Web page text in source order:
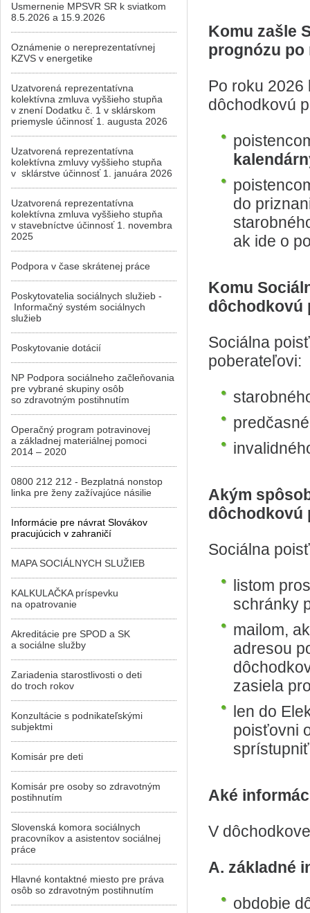
Komu zašle
prognózu po
Po roku
dôchodkovú
do
ak ide o
Komu
dôchodkovú
Sociálna
poberateľovi:
Akým
dôchodkovú
Sociálna
listom
schránky
mailom,
adresou
zasiela
len do
poisťovni
Aké
V
A. základné
obdobie
Usmernenie MPSVR SR k sviatkom
8.5.2026 a 15.9.2026
Oznámenie o nereprezentatívnej
KZVS v energetike
Uzatvorená reprezentatívna
kolektívna zmluva vyššieho stupňa
v znení Dodatku č. 1 v sklárskom
priemysle účinnosť 1. augusta 2026
Uzatvorená reprezentatívna
kolektívna zmluvy vyššieho stupňa
v sklárstve účinnosť 1. januára 2026
Uzatvorená reprezentatívna
kolektívna zmluva vyššieho stupňa
v stavebníctve účinnosť 1. novembra
2025
Podpora v čase skrátenej práce
Poskytovatelia sociálnych služieb -
Informačný systém sociálnych
služieb
Poskytovanie dotácií
NP Podpora sociálneho začleňovania
pre vybrané skupiny osôb
so zdravotným postihnutím
Operačný program potravinovej
a základnej materiálnej pomoci
2014 – 2020
0800 212 212 - Bezplatná nonstop
linka pre ženy zažívajúce násilie
Informácie pre návrat Slovákov
pracujúcich v zahraničí
MAPA SOCIÁLNYCH SLUŽIEB
KALKULAČKA príspevku
na opatrovanie
Akreditácie pre SPOD a SK
a sociálne služby
Zariadenia starostlivosti o deti
do troch rokov
Konzultácie s podnikateľskými
subjektmi
Komisár pre deti
Komisár pre osoby so zdravotným
postihnutím
Slovenská komora sociálnych
pracovníkov a asistentov sociálnej
práce
Hlavné kontaktné miesto pre práva
osôb so zdravotným postihnutím